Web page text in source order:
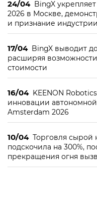
24/04 BingX
2026 в Москве,
и признание индустрии
17/04 BingX выводит
расширяя
стоимости
16/04 KEENON
инновации
Amsterdam 2026
10/04 Торговля сырой
подскочила на 300%,
прекращения огня